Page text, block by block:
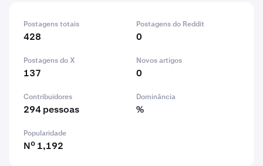
Postagens totais
428
Postagens do Reddit
0
Postagens do X
137
Novos artigos
0
Contribuidores
294 pessoas
Dominância
%
Popularidade
Nº 1,192